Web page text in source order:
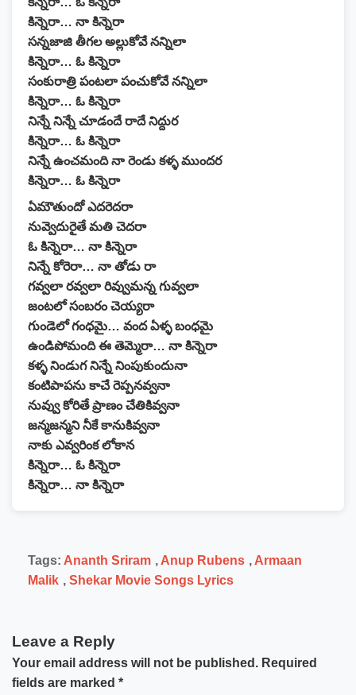
కిన్నెరా… నా కిన్నెరా
సన్నజాజి తీగల అల్లుకోవే నన్నిలా
కిన్నెరా… ఓ కిన్నెరా
సంకురాత్రి పంటలా పంచుకోవే నన్నిలా
కిన్నెరా… ఓ కిన్నెరా
నిన్నే నిన్నే చూడందే రాదే నిద్దుర
కిన్నెరా… ఓ కిన్నెరా
నిన్నే ఉంచమంది నా రెండు కళ్ళ ముందర
కిన్నెరా… ఓ కిన్నెరా
ఏమౌతుందో ఎదరెదరా
నువ్వెదురైతే మతి చెదరా
ఓ కిన్నెరా… నా కిన్నెరా
నిన్నే కోరెరా… నా తోడు రా
గవ్వలా రవ్వలా రివ్వుమన్న గువ్వలా
జంటలో సంబరం చెయ్యరా
గుండెలో గంధమై… వంద ఏళ్ళ బంధమై
ఉండిపోమంది ఈ తెమ్మెరా… నా కిన్నెరా
కళ్ళ నిండుగ నిన్నే నింపుకుందునా
కంటిపాపను కాచే రెప్పనవ్వనా
నువ్వు కోరితే ప్రాణం చేతికివ్వనా
జన్మజన్మని నీకే కానుకివ్వనా
నాకు ఎవ్వరింక లోకాన
కిన్నెరా… ఓ కిన్నెరా
కిన్నెరా… నా కిన్నెరా
Tags: Ananth Sriram , Anup Rubens , Armaan
Malik , Shekar Movie Songs Lyrics
Leave a Reply
Your email address will not be published. Required
fields are marked *